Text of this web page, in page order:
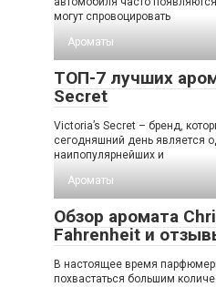
могут спровоцировать
Ароматы
ТОП-7 лучших
Secret
Victoria’s Secret – бренд,
сегодняшний день является
наипопулярнейших и
Ароматы
Обзор аромата
Fahrenheit и
В настоящее время
похвастаться большим